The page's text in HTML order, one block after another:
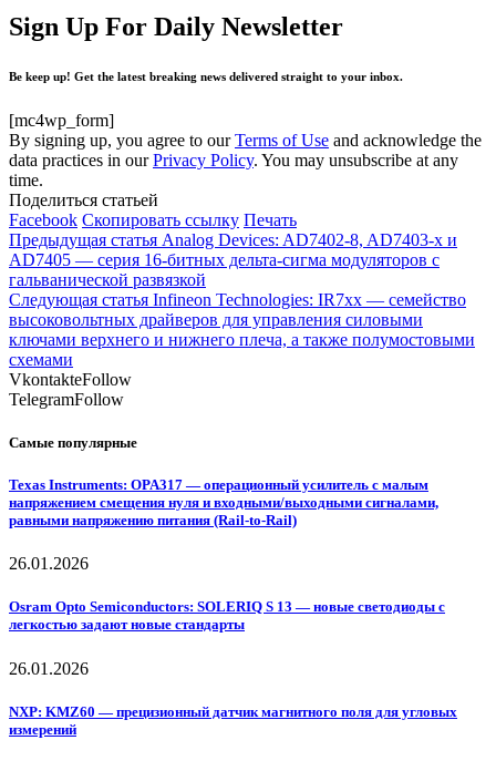
Sign Up For Daily Newsletter
Be keep up! Get the latest breaking news delivered straight to your inbox.
[mc4wp_form]
By signing up, you agree to ourTerms of Use and acknowledge the
data practices in ourPrivacy Policy. You may unsubscribe at any
time.
Поделиться статьей
Facebook Скопировать ссылку Печать
Предыдущая статья Analog Devices: AD7402-8, AD7403-x и
AD7405 — серия 16-битных дельта-сигма модуляторов с
гальванической развязкой
Следующая статья Infineon Technologies: IR7xx — семейство
высоковольтных драйверов для управления силовыми
ключами верхнего и нижнего плеча, а также полумостовыми
схемами
VkontakteFollow
TelegramFollow
Самые популярные
Texas Instruments: OPA317 — операционный усилитель с малым
напряжением смещения нуля и входными/выходными сигналами,
равными напряжению питания (Rail-to-Rail)
26.01.2026
Osram Opto Semiconductors: SOLERIQ S 13 — новые светодиоды с
легкостью задают новые стандарты
26.01.2026
NXP: KMZ60 — прецизионный датчик магнитного поля для угловых
измерений